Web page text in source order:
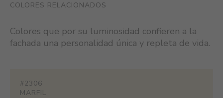
COLORES RELACIONADOS
Colores que por su luminosidad confieren a la
fachada una personalidad única y repleta de vida.
#2306
MARFIL